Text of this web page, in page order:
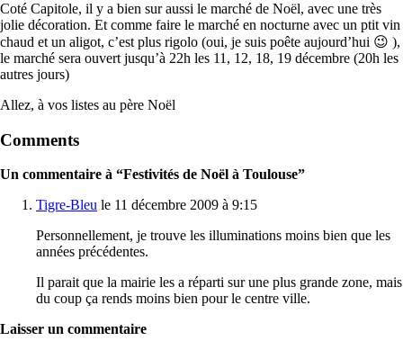
Coté Capitole, il y a bien sur aussi le marché de Noël, avec une très
jolie décoration. Et comme faire le marché en nocturne avec un ptit vin
chaud et un aligot, c’est plus rigolo (oui, je suis poête aujourd’hui 😉 ),
le marché sera ouvert jusqu’à 22h les 11, 12, 18, 19 décembre (20h les
autres jours)
Allez, à vos listes au père Noël
Comments
Un commentaire à “Festivités de Noël à Toulouse”
Tigre-Bleu le 11 décembre 2009 à 9:15
Personnellement, je trouve les illuminations moins bien que les
années précédentes.
Il parait que la mairie les a réparti sur une plus grande zone, mais
du coup ça rends moins bien pour le centre ville.
Laisser un commentaire